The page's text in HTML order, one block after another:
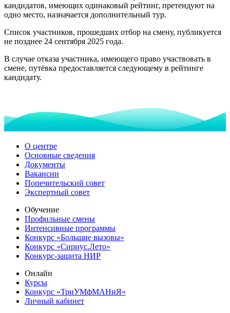
кандидатов, имеющих одинаковый рейтинг, претендуют на
одно место, назначается дополнительный тур.
Список участников, прошедших отбор на смену, публикуется
не позднее 24 сентября 2025 года.
В случае отказа участника, имеющего право участвовать в
смене, путёвка предоставляется следующему в рейтинге
кандидату.
О центре
Основные сведения
Документы
Вакансии
Попечительский совет
Экспертный совет
Обучение
Профильные смены
Интенсивные программы
Конкурс «Большие вызовы»
Конкурс «Сириус.Лето»
Конкурс-защита НИР
Онлайн
Курсы
Конкурс «ТриУМфМАНиЯ»
Личный кабинет